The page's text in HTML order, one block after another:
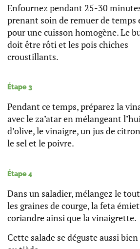
Enfournez pendant 25-30
prenant soin de remuer de temps
pour une cuisson homogène. Le
doit être rôti et les pois chiches
croustillants.
Étape 3
Pendant ce temps, préparez la
avec le za’atar en mélangeant
d’olive, le vinaigre, un jus de
le sel et le poivre.
Étape 4
Dans un saladier, mélangez le
les graines de courge, la feta
coriandre ainsi que la vinaigrette.
Cette salade se déguste aussi